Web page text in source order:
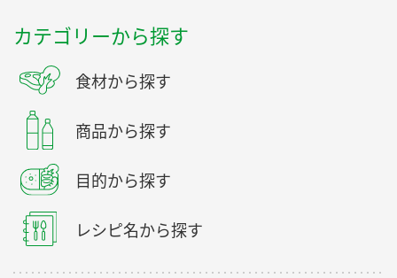
カテゴリーから探す
食材から探す
商品から探す
目的から探す
レシピ名から探す